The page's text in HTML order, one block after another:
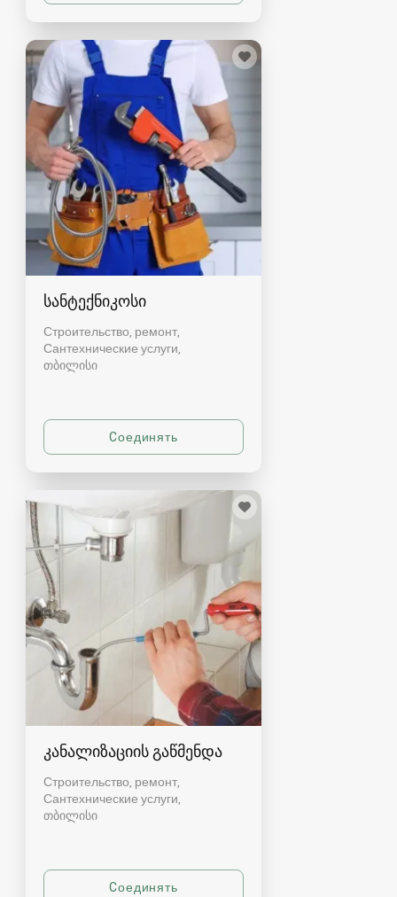
სანტექნიკოსი
Строительство, ремонт,
Сантехнические услуги
თბილისი
კანალიზაციის გაწმენდა
Строительство, ремонт,
Сантехнические услуги
თბილისი